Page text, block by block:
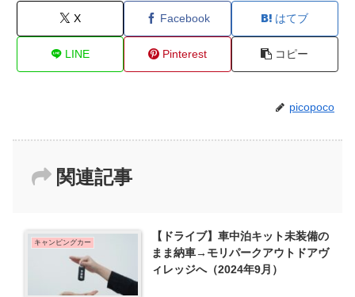
X Facebook はてブ
LINE Pinterest コピー
picopoco
関連記事
キャンピングカー
【ドライブ】車中泊キット未装備の
まま納車→モリパークアウトドアヴ
ィレッジへ（2024年9月）